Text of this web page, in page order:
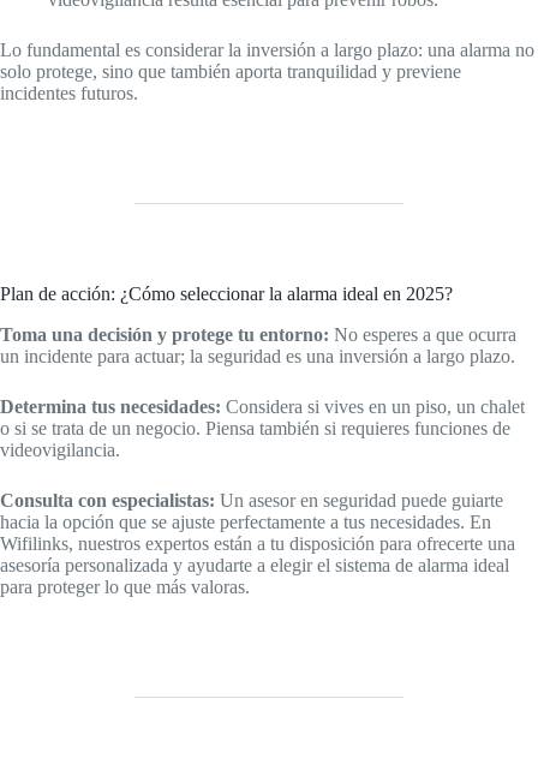
Lo fundamental es considerar la inversión a largo plazo: una alarma no
solo protege, sino que también aporta tranquilidad y previene
incidentes futuros.
Plan de acción: ¿Cómo seleccionar la alarma ideal en 2025?
Toma una decisión y protege tu entorno: No esperes a que ocurra
un incidente para actuar; la seguridad es una inversión a largo plazo.
Determina tus necesidades: Considera si vives en un piso, un chalet
o si se trata de un negocio. Piensa también si requieres funciones de
videovigilancia.
Consulta con especialistas: Un asesor en seguridad puede guiarte
hacia la opción que se ajuste perfectamente a tus necesidades. En
Wifilinks, nuestros expertos están a tu disposición para ofrecerte una
asesoría personalizada y ayudarte a elegir el sistema de alarma ideal
para proteger lo que más valoras.